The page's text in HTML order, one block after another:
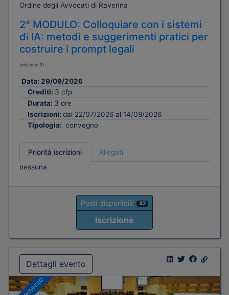
Ordine degli Avvocati di Ravenna
2° MODULO: Colloquiare con i sistemi
di IA: metodi e suggerimenti pratici per
costruire i prompt legali
(edizione 3)
Data: 29/09/2026
Crediti: 3 cfp
Durata: 3 ore
Iscrizioni: dal 22/07/2026 al 14/09/2026
Tipologia: convegno
Priorità iscrizioni
Allegati
nessuna
Posti disponibili: 42
Iscrizione
Dettagli evento